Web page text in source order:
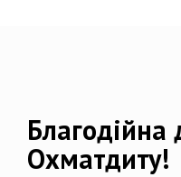
Благодійна
Охматдиту!